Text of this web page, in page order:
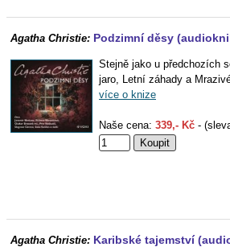
Agatha Christie: Podzimní děsy
Stejně jako u předchozích
jaro, Letní záhady a
více o knize
Naše cena: 339,- Kč -
Agatha Christie: Karibské tajemství